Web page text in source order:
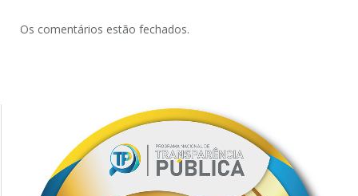
Os comentários estão fechados.